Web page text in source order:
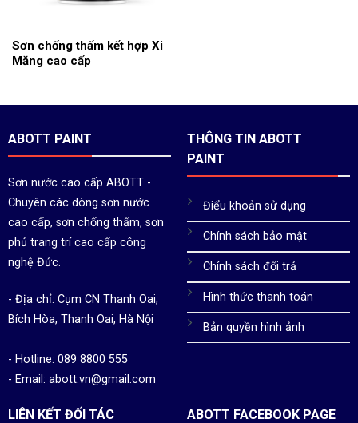
Sơn chống thấm kết hợp Xi
Măng cao cấp
ABOTT PAINT
Sơn nước cao cấp ABOTT -
Chuyên các dòng sơn nước
cao cấp, sơn chống thấm, sơn
phủ trang trí cao cấp công
nghệ Đức.
- Địa chỉ: Cụm CN Thanh Oai,
Bích Hòa, Thanh Oai, Hà Nội
- Hotline: 089 8800 555
- Email: abott.vn@gmail.com
THÔNG TIN ABOTT
PAINT
Điểu khoản sử dụng
Chính sách bảo mật
Chính sách đổi trả
Hình thức thanh toán
Bản quyền hình ảnh
LIÊN KẾT ĐỐI TÁC ABOTT FACEBOOK PAGE